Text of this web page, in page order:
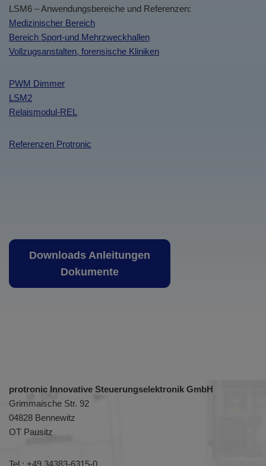
LSM6 – Anwendungsbereiche und Referenzen:
Medizinischer Bereich
Bereich Sport-und Mehrzweckhallen
Vollzugsanstalten, forensische Kliniken
PWM Dimmer
LSM2
Relaismodul-REL
Referenzen Protronic
Downloads Anleitungen
Dokumente
protronic Innovative Steuerungselektronik GmbH
Grimmaische Str. 92
04828 Bennewitz
OT Pausitz
Tel.: +49 34383-6315-0